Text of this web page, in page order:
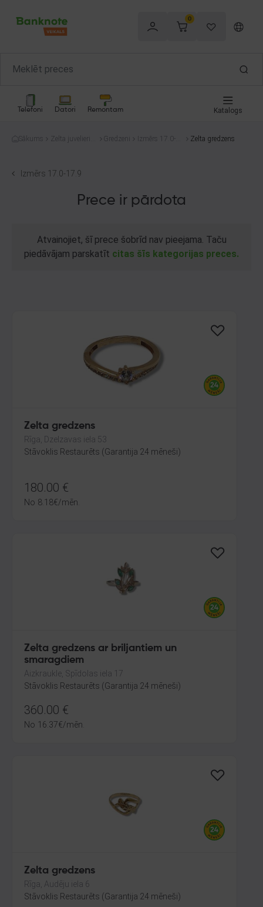
0
Telefoni Datori Remontam Katalogs
Sākums
Zelta juvelierizs
Gredzeni
Izmērs 17.0-1
Zelta gredzens
Izmērs 17.0-17.9
Prece ir pārdota
Atvainojiet, šī prece šobrīd nav pieejama. Taču
piedāvājam parskatīt citas šīs kategorijas preces.
Zelta gredzens
Rīga, Dzelzavas iela 53
Stāvoklis Restaurēts (Garantija 24 mēneši)
180.00 €
No 8.18€/mēn.
Zelta gredzens ar briljantiem un
smaragdiem
Aizkraukle, Spīdolas iela 17
Stāvoklis Restaurēts (Garantija 24 mēneši)
360.00 €
No 16.37€/mēn.
Zelta gredzens
Rīga, Audēju iela 6
Stāvoklis Restaurēts (Garantija 24 mēneši)